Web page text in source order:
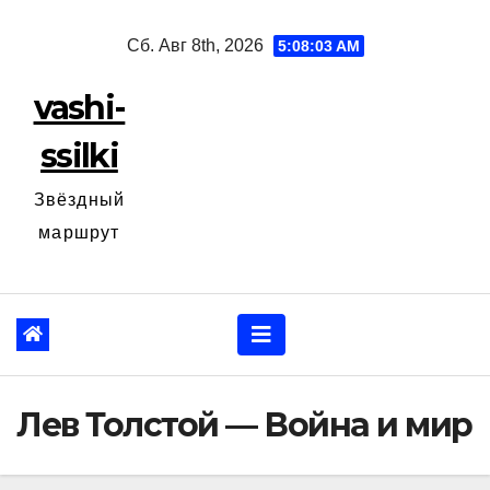
Сб. Авг 8th, 2026 5:08:04 AM
vashi-
ssilki
Звёздный
маршрут
Лев Толстой — Война и мир